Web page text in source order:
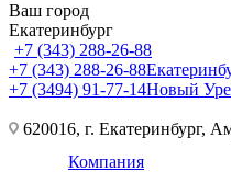
Ваш город
Екатеринбург
+7 (343) 288-26-88
+7 (343) 288-26-88
+7 (3494) 91-77-14Новый
620016, г. Екатеринбург,
Компания